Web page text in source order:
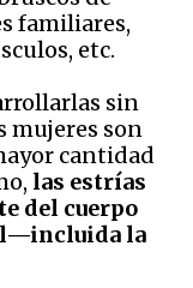
familiares,
etc.
sin
mujeres son
cantidad
las estrías
del cuerpo
la